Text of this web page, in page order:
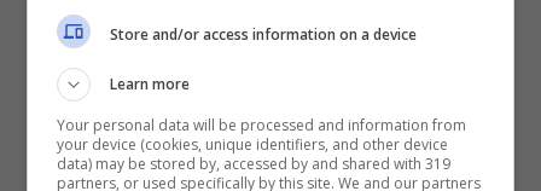
Store and/or access information on a device
Learn more
Your personal data will be processed and information from
your device (cookies, unique identifiers, and other device
data) may be stored by, accessed by and shared with 319
partners, or used specifically by this site. We and our partners